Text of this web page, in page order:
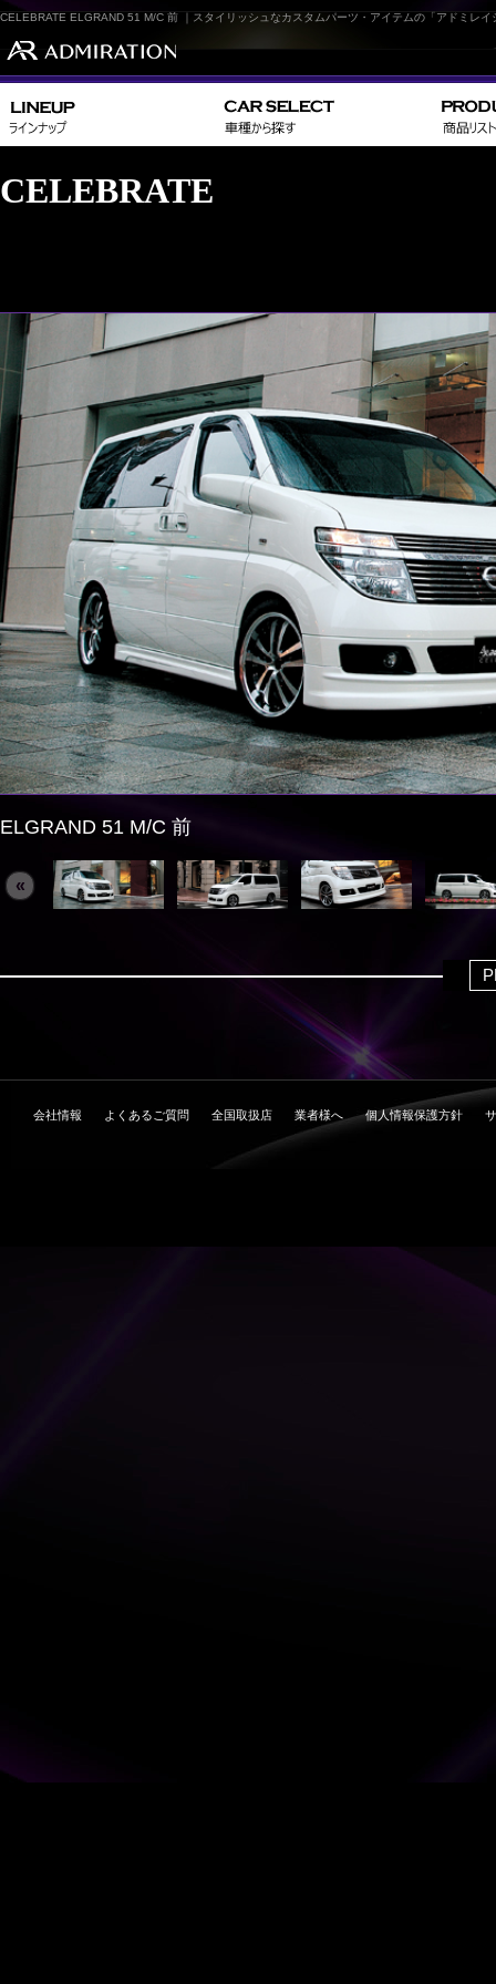
CELEBRATE ELGRAND 51 M/C 前 ｜スタイリッシュなカスタムパーツ・アイテムの「アドミレイ
CELEBRATE
ELGRAND 51 M/C 前
«
会社情報 よくあるご質問 全国取扱店 業者様へ 個人情報保護方針